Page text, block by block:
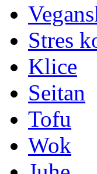
Stres
Klice
Seitan
Tofu
Wok